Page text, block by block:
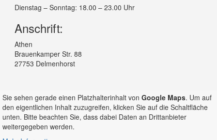
Dienstag – Sonntag: 18.00 – 23.00 Uhr
Anschrift:
Athen
Brauenkamper Str. 88
27753 Delmenhorst
Sie sehen gerade einen Platzhalterinhalt von Google Maps. Um auf
den eigentlichen Inhalt zuzugreifen, klicken Sie auf die Schaltfläche
unten. Bitte beachten Sie, dass dabei Daten an Drittanbieter
weitergegeben werden.